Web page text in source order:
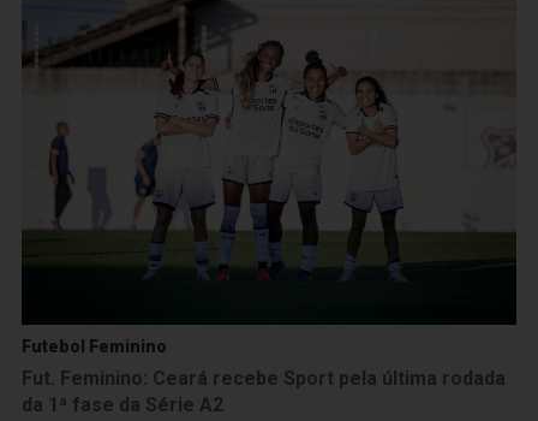
Futebol Feminino
Fut. Feminino: Ceará recebe Sport pela última rodada
da 1ª fase da Série A2